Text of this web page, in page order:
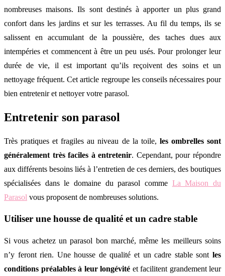
nombreuses maisons. Ils sont destinés à apporter un plus grand
confort dans les jardins et sur les terrasses. Au fil du temps, ils se
salissent en accumulant de la poussière, des taches dues aux
intempéries et commencent à être un peu usés. Pour prolonger leur
durée de vie, il est important qu’ils reçoivent des soins et un
nettoyage fréquent. Cet article regroupe les conseils nécessaires pour
bien entretenir et nettoyer votre parasol.
Entretenir son parasol
Très pratiques et fragiles au niveau de la toile, les ombrelles sont
généralement très faciles à entretenir. Cependant, pour répondre
aux différents besoins liés à l’entretien de ces derniers, des boutiques
spécialisées dans le domaine du parasol comme La Maison du
Parasol vous proposent de nombreuses solutions.
Utiliser une housse de qualité et un cadre stable
Si vous achetez un parasol bon marché, même les meilleurs soins
n’y feront rien. Une housse de qualité et un cadre stable sont les
conditions préalables à leur longévité et facilitent grandement leur